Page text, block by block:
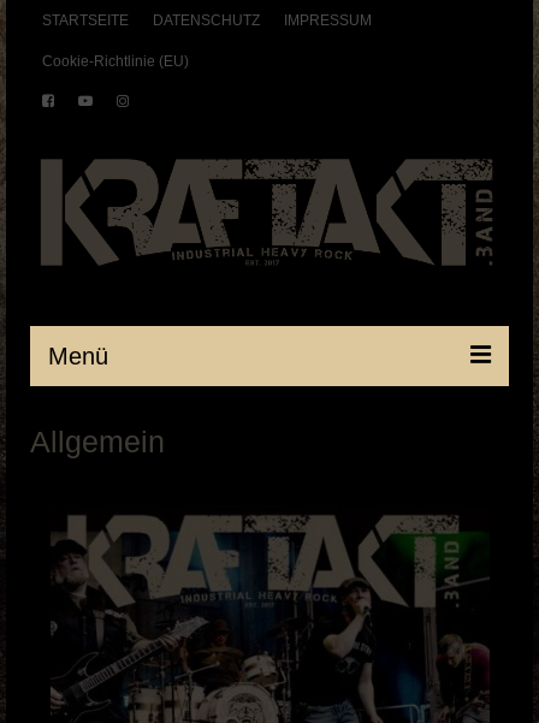
STARTSEITE DATENSCHUTZ IMPRESSUM
Cookie-Richtlinie (EU)
Menü
SHOWS
Musik Videos
Merch
BOOKING & PRESSE
KRAFTAKT Facebook
Allgemein